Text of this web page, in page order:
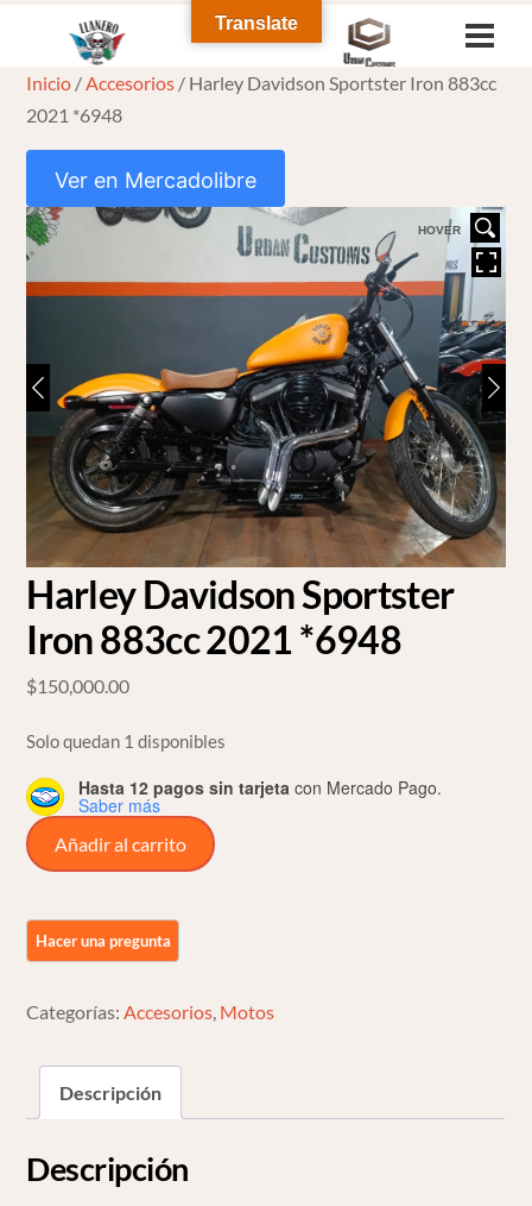
content
Inicio /Accesorios / Harley Davidson Sportster Iron 883cc
2021 *6948
Ver en Mercadolibre
HOVER
Harley Davidson Sportster
Iron 883cc 2021 *6948
$150,000.00
Solo quedan 1 disponibles
Hasta 12 pagos sin tarjeta con Mercado Pago.
Saber más
Harley
Davidson
Iron
883cc
*6948
Añadir al carrito
Categorías:Accesorios, Motos
Descripción
Descripción
Translate